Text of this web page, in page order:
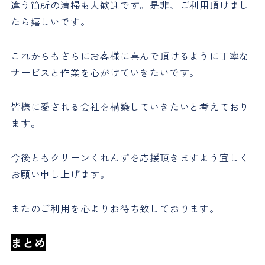
違う箇所の清掃も大歓迎です。是非、ご利用頂けまし
たら嬉しいです。
これからもさらにお客様に喜んで頂けるように丁寧な
サービスと作業を心がけていきたいです。
皆様に愛される会社を構築していきたいと考えており
ます。
今後ともクリーンくれんずを応援頂きますよう宜しく
お願い申し上げます。
またのご利用を心よりお待ち致しております。
まとめ